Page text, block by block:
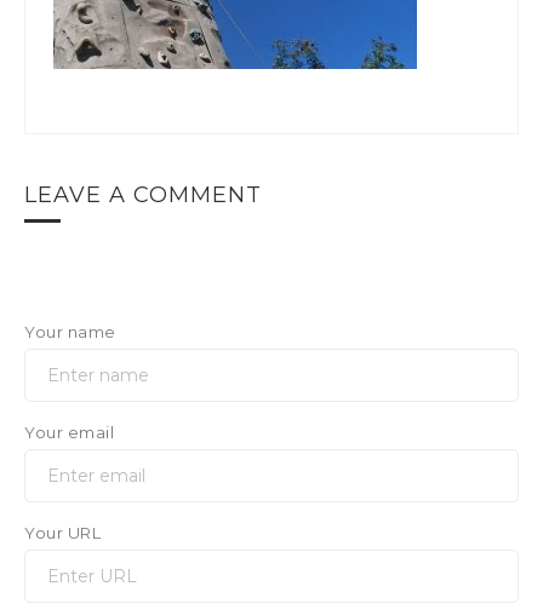
LEAVE A COMMENT
Your name
Your email
Your URL